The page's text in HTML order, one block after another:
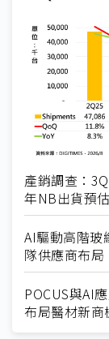
產銷調查：
年NB出貨預
AI驅動高階
隊供應商布局
POCUS與AI
布局醫材新商